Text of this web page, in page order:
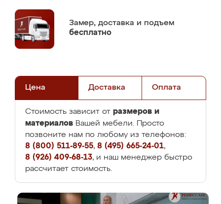
Замер, доставка и подъем
бесплатно
Цена Доставка Оплата
Стоимость зависит от размеров и
материалов Вашей мебели. Просто
позвоните нам по любому из телефонов:
8 (800) 511-89-55, 8 (495) 665-24-01,
8 (926) 409-68-13, и наш менеджер быстро
рассчитает стоимость.